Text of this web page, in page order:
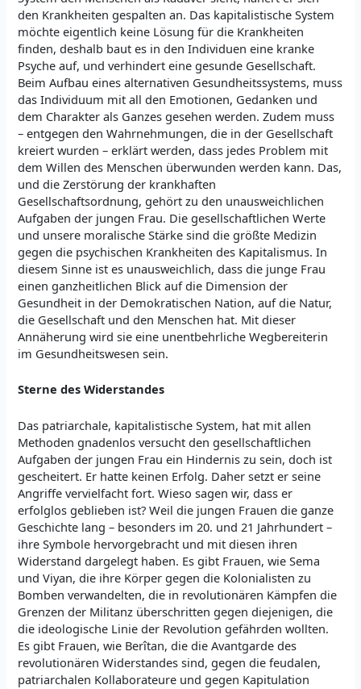
den Krankheiten gespalten an. Das kapitalistische System
möchte eigentlich keine Lösung für die Krankheiten
finden, deshalb baut es in den Individuen eine kranke
Psyche auf, und verhindert eine gesunde Gesellschaft.
Beim Aufbau eines alternativen Gesundheitssystems, muss
das Individuum mit all den Emotionen, Gedanken und
dem Charakter als Ganzes gesehen werden. Zudem muss
– entgegen den Wahrnehmungen, die in der Gesellschaft
kreiert wurden – erklärt werden, dass jedes Problem mit
dem Willen des Menschen überwunden werden kann. Das,
und die Zerstörung der krankhaften
Gesellschaftsordnung, gehört zu den unausweichlichen
Aufgaben der jungen Frau. Die gesellschaftlichen Werte
und unsere moralische Stärke sind die größte Medizin
gegen die psychischen Krankheiten des Kapitalismus. In
diesem Sinne ist es unausweichlich, dass die junge Frau
einen ganzheitlichen Blick auf die Dimension der
Gesundheit in der Demokratischen Nation, auf die Natur,
die Gesellschaft und den Menschen hat. Mit dieser
Annäherung wird sie eine unentbehrliche Wegbereiterin
im Gesundheitswesen sein.
Sterne des Widerstandes
Das patriarchale, kapitalistische System, hat mit allen
Methoden gnadenlos versucht den gesellschaftlichen
Aufgaben der jungen Frau ein Hindernis zu sein, doch ist
gescheitert. Er hatte keinen Erfolg. Daher setzt er seine
Angriffe vervielfacht fort. Wieso sagen wir, dass er
erfolglos geblieben ist? Weil die jungen Frauen die ganze
Geschichte lang – besonders im 20. und 21 Jahrhundert –
ihre Symbole hervorgebracht und mit diesen ihren
Widerstand dargelegt haben. Es gibt Frauen, wie Sema
und Viyan, die ihre Körper gegen die Kolonialisten zu
Bomben verwandelten, die in revolutionären Kämpfen die
Grenzen der Militanz überschritten gegen diejenigen, die
die ideologische Linie der Revolution gefährden wollten.
Es gibt Frauen, wie Berîtan, die die Avantgarde des
revolutionären Widerstandes sind, gegen die feudalen,
patriarchalen Kollaborateure und gegen Kapitulation